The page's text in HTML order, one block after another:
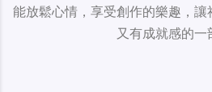
能放鬆心情，享受創作的樂趣，
又有成就感的一